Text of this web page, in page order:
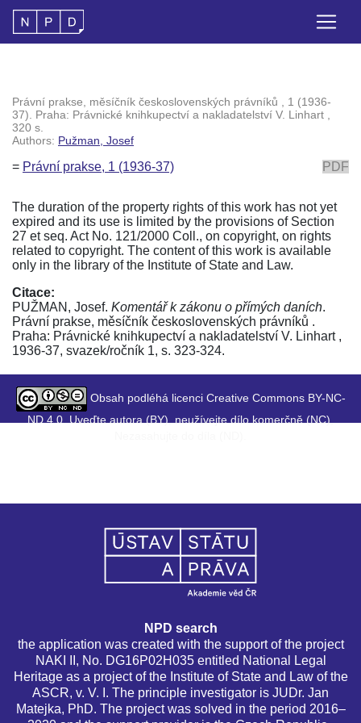
Právní prakse, měsíčník československých právníků , 1 (1936-
37). Praha: Právnické knihkupectví a nakladatelství V. Linhart ,
320 s.
Authors: Pužman, Josef
= Právní prakse, 1 (1936-37) PDF
The duration of the property rights of this work has not yet
expired and its use is limited by the provisions of Section
27 et seq. Act No. 121/2000 Coll., on copyright, on rights
related to copyright. The content of this work is available
only in the library of the Institute of State and Law.
Citace:
PUŽMAN, Josef. Komentář k zákonu o přímých daních.
Právní prakse, měsíčník československých právníků .
Praha: Právnické knihkupectví a nakladatelství V. Linhart ,
1936-37, svazek/ročník 1, s. 323-324.
Obsah podléhá licenci Creative Commons BY-NC-
ND 4.0. Uveďte autora (BY), neužívejte dílo komerčně (NC),
NPD search
the application was created with the support of the project
NAKI II, No. DG16P02H035 entitled National Legal
Heritage as a project of the Institute of State and Law of the
ASCR, v. V. I. The principle investigator is JUDr. Jan
Matejka, PhD. The project was solved in the period 2016–